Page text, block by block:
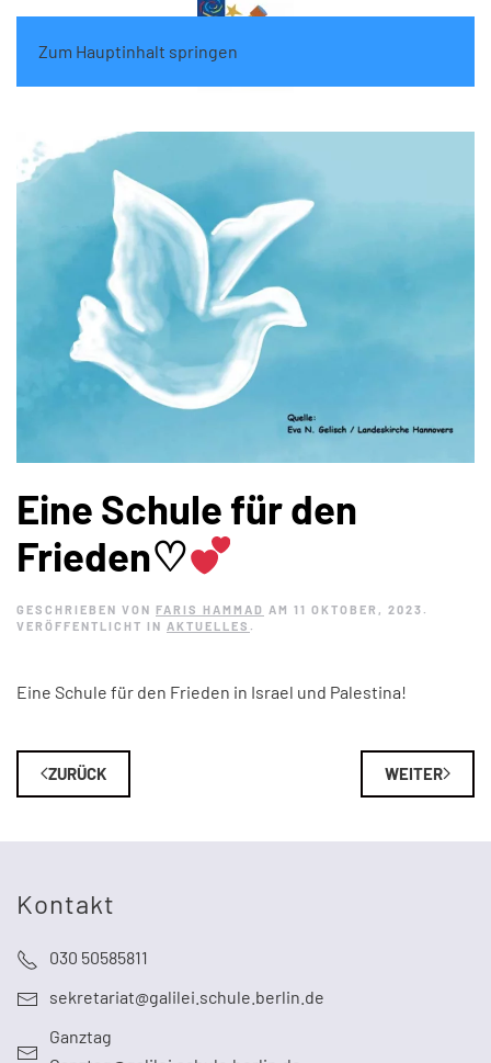
Zum Hauptinhalt springen
Eine Schule für den
Frieden♡
GESCHRIEBEN VON FARIS HAMMAD AM 11 OKTOBER, 2023
VERÖFFENTLICHT IN AKTUELLES
Eine Schule für den Frieden in Israel und Palestina!
ZURÜCK WEITER
Kontakt
030 50585811
sekretariat@galilei.schule.berlin.de
Ganztag